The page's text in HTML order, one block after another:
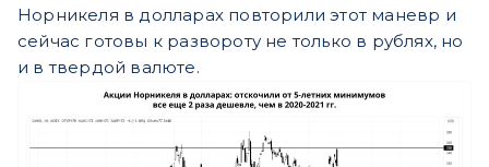
Норникеля в долларах повторили этот маневр и
сейчас готовы к развороту не только в рублях, но
и в твердой валюте.